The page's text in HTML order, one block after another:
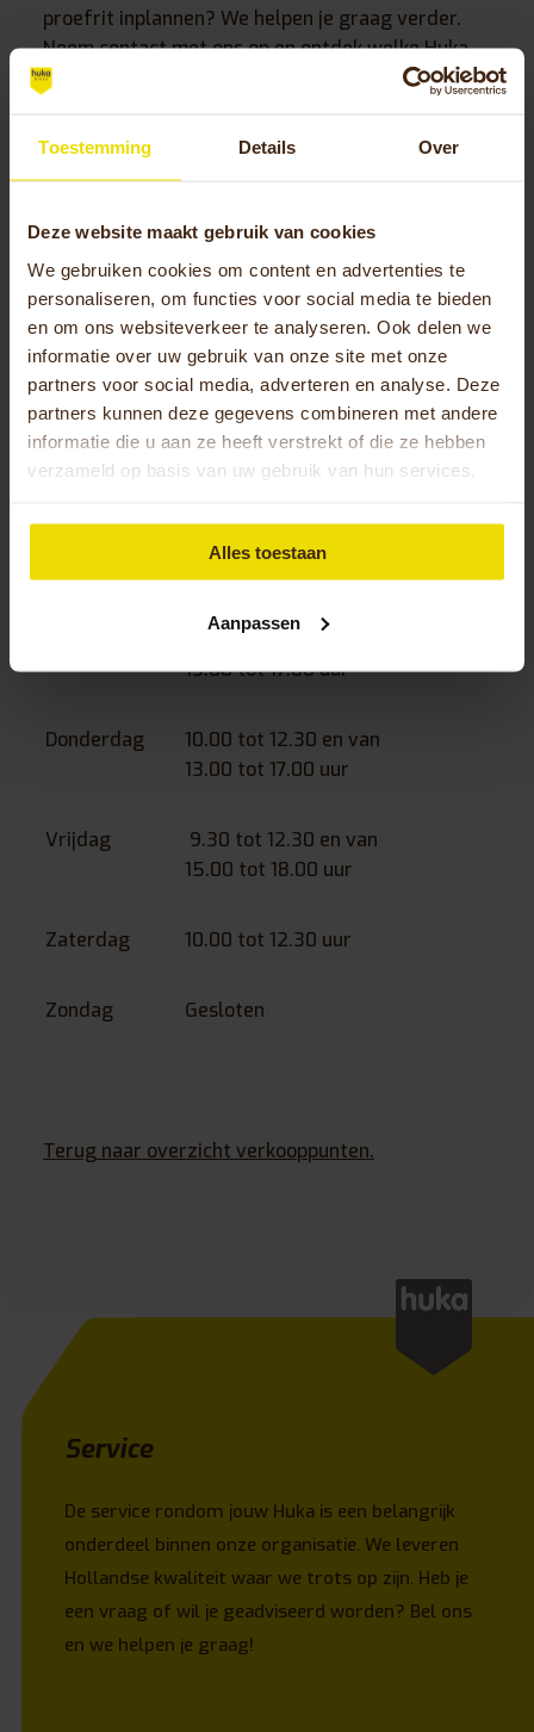
Toestemming Details Over
Deze website maakt gebruik van cookies
We gebruiken cookies om content en advertenties te
personaliseren, om functies voor social media te bieden
en om ons websiteverkeer te analyseren. Ook delen we
informatie over uw gebruik van onze site met onze
partners voor social media, adverteren en analyse. Deze
partners kunnen deze gegevens combineren met andere
informatie die u aan ze heeft verstrekt of die ze hebben
verzameld op basis van uw gebruik van hun services.
Alles toestaan
Aanpassen
proefrit inplannen? We helpen je graag verder.
Neem contact met ons op en ontdek welke Huka-
fiets het beste bij jouw wensen past. Bij “Ik blijf
Ik blijf mobiel
Bezoekadres: Nieuwe Baan 44a, 9111 Sint-Niklaas,
België
Telefoonnummer:+32 (0)3 304 57 00
E-mailadres:info@ikblijfmobiel.be
Openingstijden Ik blijf mobiel
Maandag Gesloten
10.00 tot 12.30 en van
13.00 tot 17.00 uur
Donderdag
10.00 tot 12.30 en van
13.00 tot 17.00 uur
Vrijdag
9.30 tot 12.30 en van
15.00 tot 18.00 uur
Zaterdag 10.00 tot 12.30 uur
Zondag Gesloten
Terug naar overzicht verkooppunten.
Service
De service rondom jouw Huka is een belangrijk
onderdeel binnen onze organisatie. We leveren
Hollandse kwaliteit waar we trots op zijn. Heb je
een vraag of wil je geadviseerd worden? Bel ons
en we helpen je graag!